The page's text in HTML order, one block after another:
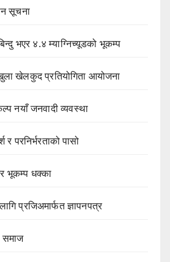
सूचना
भएर ४.४ म्याग्निच्यूडको भूकम्प
खुला खेलकुद प्रतियोगिता आयोजना
नयाँ जनवादी व्यवस्था
परनिर्भरताको पासो
भूकम्प धक्का
प्रजिअमार्फत ज्ञापनपत्र
समाज